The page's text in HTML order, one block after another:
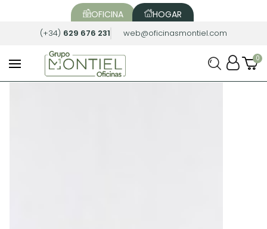
OFICINA HOGAR
(+34) 629 676 231 web@oficinasmontiel.com